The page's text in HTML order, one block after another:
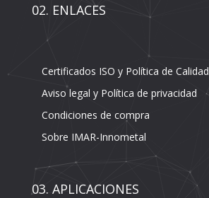
02. ENLACES
Certificados ISO y Política de Calidad
Aviso legal y Política de privacidad
Condiciones de compra
Sobre IMAR-Innometal
03. APLICACIONES